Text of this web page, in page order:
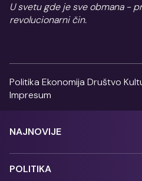
U svetu gde je sve obmana -
revolucionarni čin.
Politika Ekonomija Društvo
Impresum
NAJNOVIJE
POLITIKA